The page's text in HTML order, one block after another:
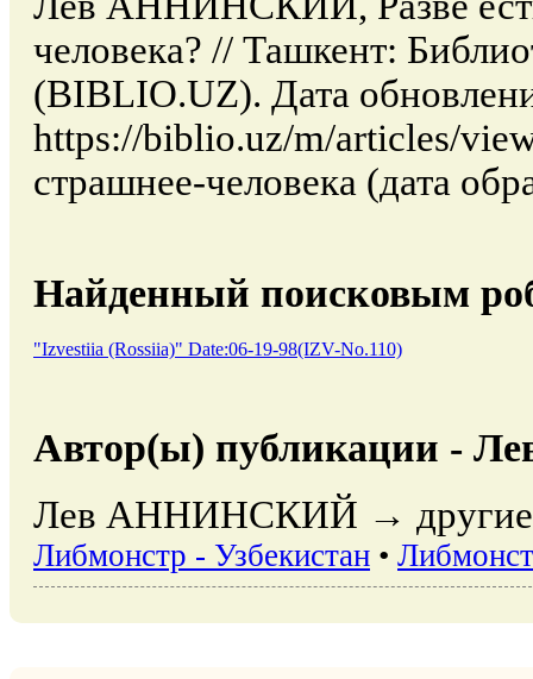
человека? // Ташкент:
(BIBLIO.UZ). Дата
https://biblio.uz/m/articles/
страшнее-человека (дата
Найденный поисковым
"Izvestiia (Rossiia)" Date:06-19-98(IZV-No.110)
Автор(ы) публикации -
Лев АННИНСКИЙ → другие
Либмонстр - Узбекистан •